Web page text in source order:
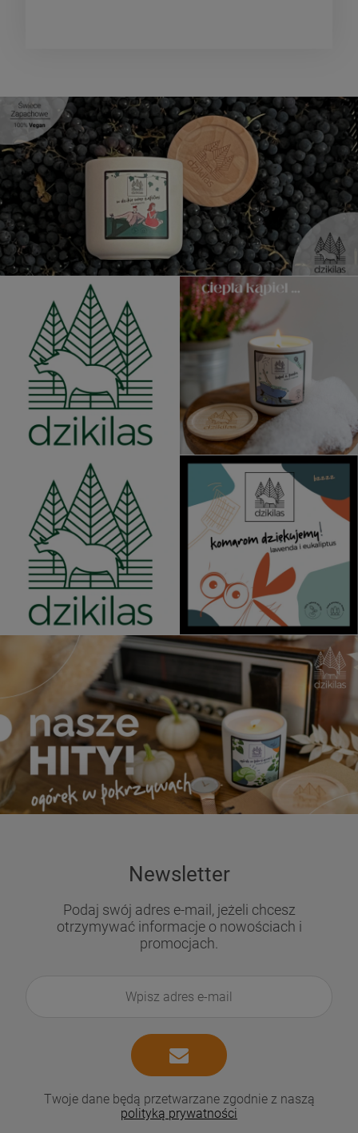
Newsletter
Podaj swój adres e-mail, jeżeli chcesz
otrzymywać informacje o nowościach i
promocjach.
Twoje dane będą przetwarzane zgodnie z naszą
polityką prywatności